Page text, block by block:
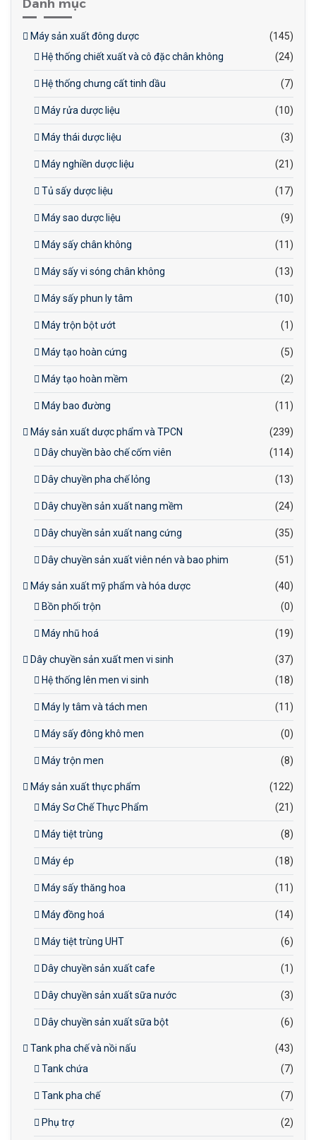
Danh mục
Máy sản xuất đông dược
(145)
Hệ thống chiết xuất và cô đặc chân không
(24)
Hệ thống chưng cất tinh dầu (7)
Máy rửa dược liệu (10)
Máy thái dược liệu (3)
Máy nghiền dược liệu (21)
Tủ sấy dược liệu (17)
Máy sao dược liệu (9)
Máy sấy chân không (11)
Máy sấy vi sóng chân không (13)
Máy sấy phun ly tâm (10)
Máy trộn bột ướt (1)
Máy tạo hoàn cứng (5)
Máy tạo hoàn mềm (2)
Máy bao đường (11)
Máy sản xuất dược phẩm và TPCN
(239)
Dây chuyền bào chế cốm viên
(114)
Dây chuyền pha chế lỏng (13)
Dây chuyền sản xuất nang mềm (24)
Dây chuyền sản xuất nang cứng (35)
Dây chuyền sản xuất viên nén và bao phim (51)
Máy sản xuất mỹ phẩm và hóa dược
(40)
Bồn phối trộn
(0)
Máy nhũ hoá (19)
Dây chuyền sản xuất men vi sinh
(37)
Hệ thống lên men vi sinh
(18)
Máy ly tâm và tách men (11)
Máy sấy đông khô men (0)
Máy trộn men (8)
Máy sản xuất thực phẩm
(122)
Máy Sơ Chế Thực Phẩm
(21)
Máy tiệt trùng (8)
Máy ép (18)
Máy sấy thăng hoa (11)
Máy đồng hoá (14)
Máy tiệt trùng UHT (6)
Dây chuyền sản xuất cafe (1)
Dây chuyền sản xuất sữa nước (3)
Dây chuyền sản xuất sữa bột (6)
Tank pha chế và nồi nấu
(43)
Tank chứa
(7)
Tank pha chế (7)
Phụ trợ (2)